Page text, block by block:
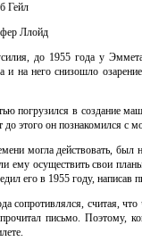
Гейл
Ллойд
до 1955 года у
и на него снизошло
погрузился в создание
до этого он познакомился
могла действовать, был
ему осуществить свои
его в 1955 году, написав
сопротивлялся, считая,
письмо. Поэтому,